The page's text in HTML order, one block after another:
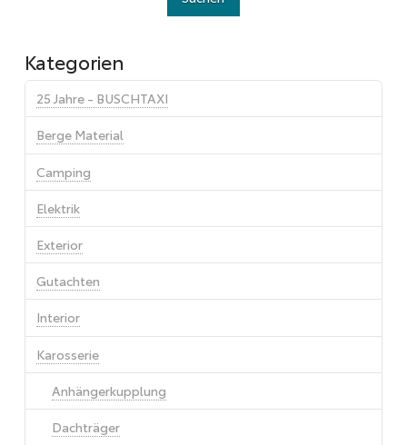
Kategorien
25 Jahre - BUSCHTAXI
Berge Material
Camping
Elektrik
Exterior
Gutachten
Interior
Karosserie
Anhängerkupplung
Dachträger